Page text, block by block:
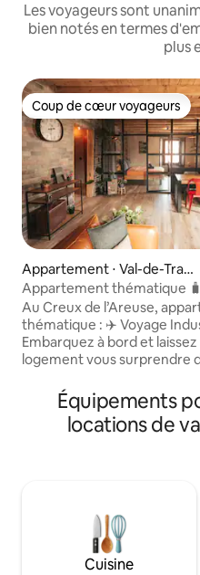
Les voyageurs sont
bien notés en termes
plus
Coup de cœur voyageurs
Coup de cœur voyageurs
Appartement ⋅ Val-de-Trave
rs
Appartement thématique
Industriel ✈️🖤
Au Creux de l’Areuse,
thématique : ✈️ Voyage
Embarquez à bord et laissez
logement vous surprendre
vous permettre de vous
proximité de nombreuses
la région du Val-de-
l’Areuse 🏞 7km du Creux
23km de la ville de
Équipements
locations de
Cuisine